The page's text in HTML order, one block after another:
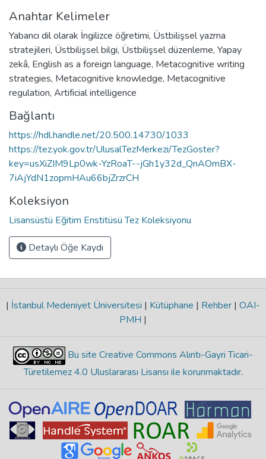
Anahtar Kelimeler
Yabancı dil olarak İngilizce öğretimi, Üstbilişsel yazma
stratejileri, Üstbilişsel bilgi, Üstbilişsel düzenleme, Yapay
zekâ, English as a foreign language, Metacognitive writing
strategies, Metacognitive knowledge, Metacognitive
regulation, Artificial intelligence
Bağlantı
https://hdl.handle.net/20.500.14730/1033
https://tez.yok.gov.tr/UlusalTezMerkezi/TezGoster?
key=usXiZIM9Lp0wk-YzRoaT--jGh1y32d_QnAOmBX-
7iAjYdN1zopmHAu66bjZrzrCH
Koleksiyon
Lisansüstü Eğitim Enstitüsü Tez Koleksiyonu
Detaylı Öğe Kaydı
| İstanbul Medeniyet Üniversitesi | Kütüphane | Rehber | OAI-
PMH |
Bu site Creative Commons Alıntı-Gayri Ticari-
Türetilemez 4.0 Uluslararası Lisansı ile korunmaktadır.